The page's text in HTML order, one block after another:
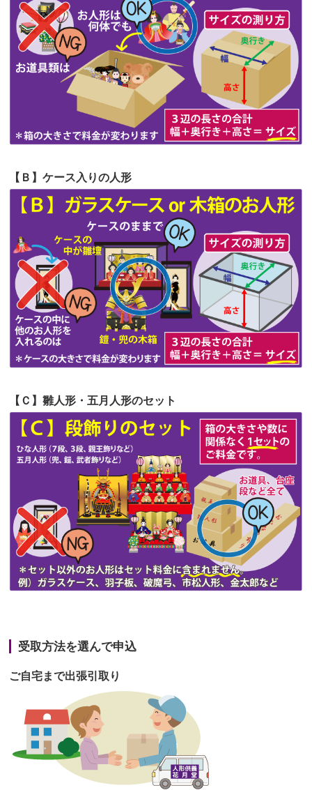
見つけまし...
第62回人形供養祭令和5年6月21日(水)
第61回人形供養祭 令和5年5月19日(金)
第60回人形供養祭令和5年3月28日(火)
第59回人形供養祭 令和5年2月10日(金)
第58回人形供養祭令和5年12月21日(水)
第56回人形供養祭 令和4年10月19日(水)
第55回人形供養祭令和4年9月8日(木)
第54回人形供養祭令和4年8月1日(月)
第53回人形供養祭令和4年7月1日(金)
第52回人形供養祭令和4年5月17日(火)
第51回人形供養祭令和4年4月18日(月)
第50回人形供養祭令和4年3月15日(火)
第49回人形供養祭令和4年1月17日(月)
第48回人形供養祭令和3年12月3日(金)
第47回人形供養祭 令和3年10月11日(月)
第46回人形供養祭 令和3年9月13日(月)
第45回人形供養祭令和3年7月12日(月)
第44回人形供養祭令和3年6月3日(木)
第43回人形供養祭令和3年4月23日(金)
第39回人形供養祭令和2年10月22日(木)
第38回人形供養祭 令和2年8月26日(水)
第37回人形供養祭 令和2年6月8日(月)
第36回人形供養祭 令和2年4月16日(木)
【Ｂ】ケース入りの人形
【Ｃ】雛人形・五月人形のセット
受取方法を選んで申込
ご自宅まで出張引取り